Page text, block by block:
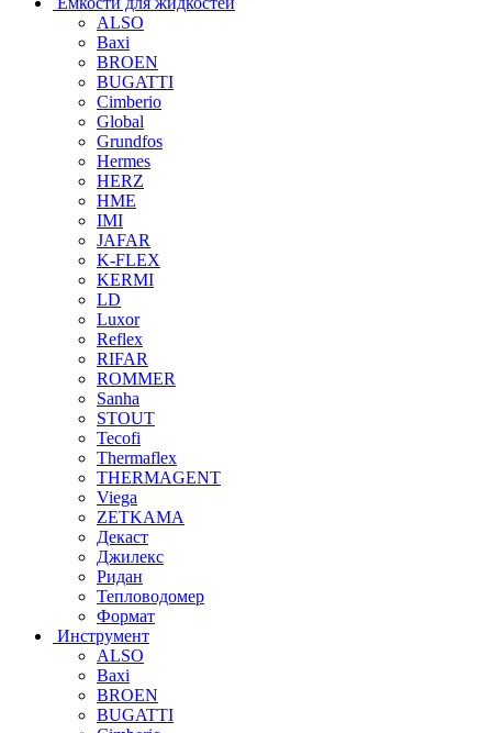
ALSO
Baxi
BROEN
BUGATTI
Cimberio
Global
Grundfos
Hermes
HERZ
HME
IMI
JAFAR
K-FLEX
KERMI
LD
Luxor
Reflex
RIFAR
ROMMER
Sanha
STOUT
Tecofi
Thermaflex
THERMAGENT
Viega
ZETKAMA
Декаст
Джилекс
Ридан
Тепловодомер
Формат
Инструмент
ALSO
Baxi
BROEN
BUGATTI